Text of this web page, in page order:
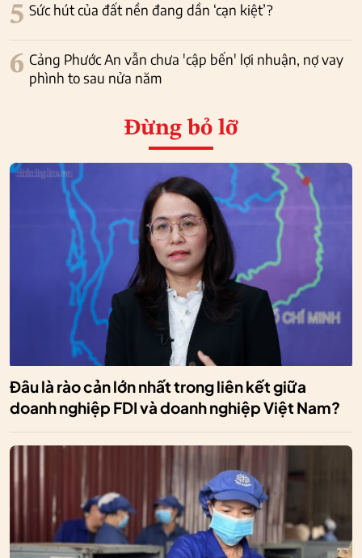
5 Sức hút của đất nền đang dần ‘cạn kiệt’?
6 Cảng Phước An vẫn chưa 'cập bến' lợi nhuận, nợ vay
phình to sau nửa năm
Đừng bỏ lỡ
Đâu là rào cản lớn nhất trong liên kết giữa
doanh nghiệp FDI và doanh nghiệp Việt Nam?